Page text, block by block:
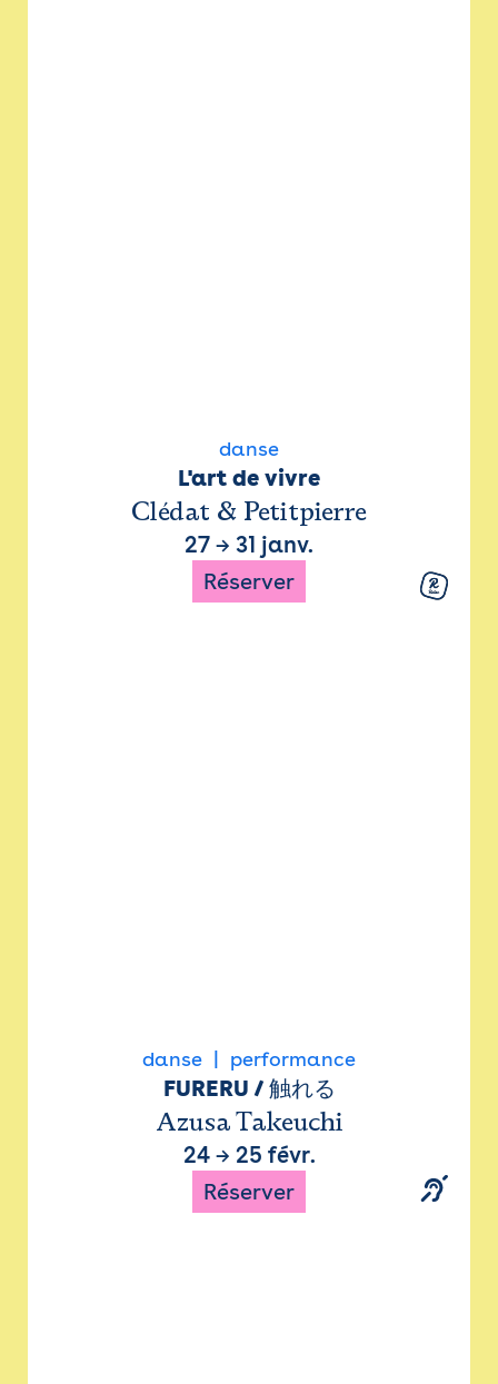
danse
L'art de vivre
Clédat & Petitpierre
27 → 31 janv.
Réserver
danse performance
FURERU / 触れる
Azusa Takeuchi
24→ 25 févr.
Réserver